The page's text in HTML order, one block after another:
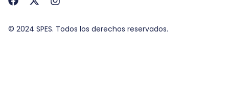
© 2024 SPES. Todos los derechos reservados.